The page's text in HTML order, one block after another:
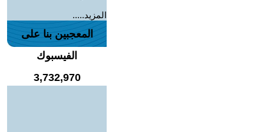
المزيد.....
المعجبين بنا على
الفيسبوك
3,732,970